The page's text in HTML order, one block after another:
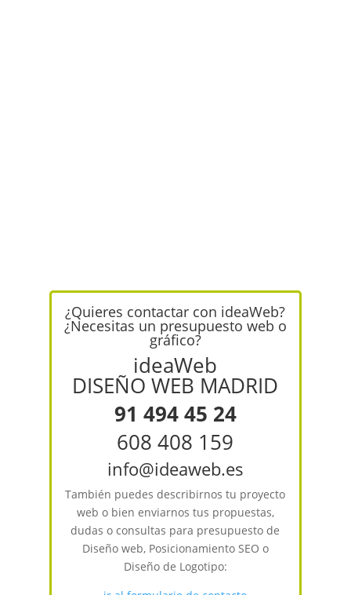
¿Quieres contactar con ideaWeb?
¿Necesitas un presupuesto web o
gráfico?
ideaWeb
DISEÑO WEB MADRID
91 494 45 24
608 408 159
info@ideaweb.es
También puedes describirnos tu proyecto
web o bien enviarnos tus propuestas,
dudas o consultas para presupuesto de
Diseño web, Posicionamiento SEO o
Diseño de Logotipo: